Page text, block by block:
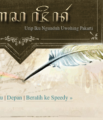
Urip Iku Ngunduh Uwohing Pakarti
|Depan |Beralih ke Speedy »